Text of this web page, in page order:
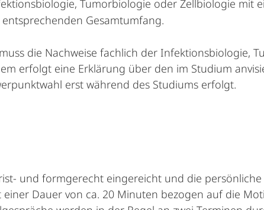
Tumorbiologie oder Zellbiologie mit
Gesamtumfang.
die Nachweise fachlich der Infektionsbiologie,
erfolgt eine Erklärung über den im Studium
erst während des Studiums erfolgt.
und formgerecht eingereicht und die
Dauer von ca. 20 Minuten bezogen auf die